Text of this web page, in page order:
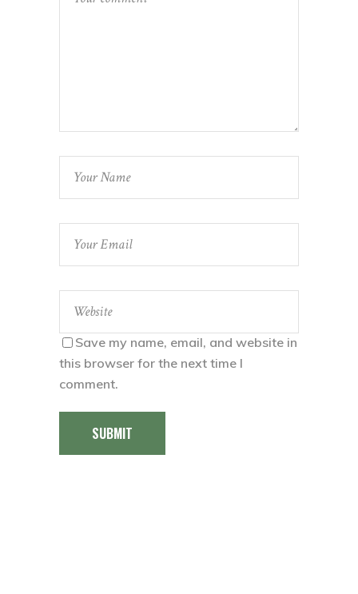
Save my name, email, and website in
this browser for the next time I
comment.
SUBMIT